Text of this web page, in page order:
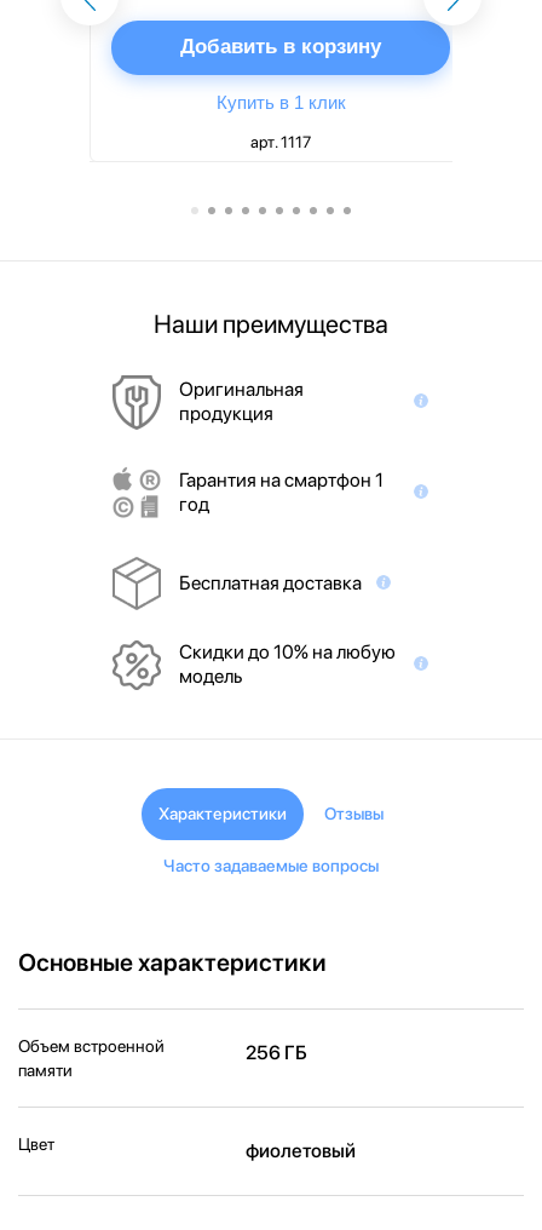
Добавить в корзину
Купить в 1 клик
арт. 1117
Наши преимущества
Оригинальная
продукция
Гарантия на смартфон 1
год
Бесплатная доставка
Скидки до 10% на любую
модель
Характеристики Отзывы
Часто задаваемые вопросы
Основные характеристики
Объем встроенной
памяти
256 ГБ
Цвет фиолетовый